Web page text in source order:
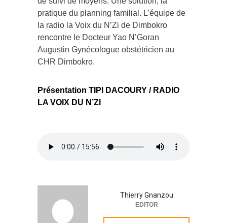
pratique du planning familial. L’équipe de
la radio la Voix du N’Zi de Dimbokro
rencontre le Docteur Yao N’Goran
Augustin Gynécologue obstétricien au
CHR Dimbokro.
Présentation TIPI DACOURY / RADIO
LA VOIX DU N’ZI
Thierry Gnanzou
EDITOR